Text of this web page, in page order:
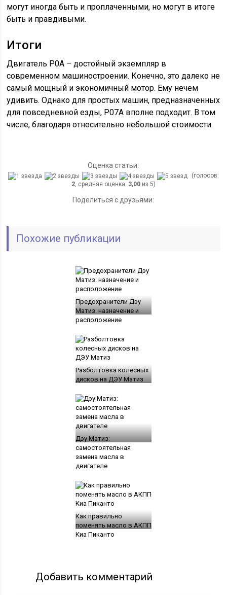
могут иногда быть и проплаченными, но могут в итоге
быть и правдивыми.
Итоги
Двигатель P0A – достойный экземпляр в
современном машиностроении. Конечно, это далеко не
самый мощный и экономичный мотор. Ему нечем
удивить. Однако для простых машин, предназначенных
для повседневной езды, P07A вполне подходит. В том
числе, благодаря относительно небольшой стоимости.
Оценка статьи:
(голосов:
2, средняя оценка: 3,00из 5)
Поделиться с друзьями:
Похожие публикации
Предохранители Дэу
Матиз: назначение и
расположение
Разболтовка колесных
дисков на ДЭУ Матиз
Дэу Матиз:
самостоятельная
замена масла в
двигателе
Как правильно
поменять масло в АКПП
Киа Пиканто
Добавить комментарий